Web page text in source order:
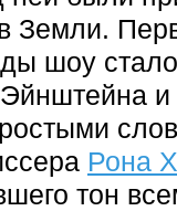
Земли.
шоу
Рона
тон